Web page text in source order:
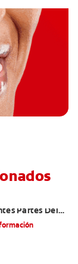
Partes Del